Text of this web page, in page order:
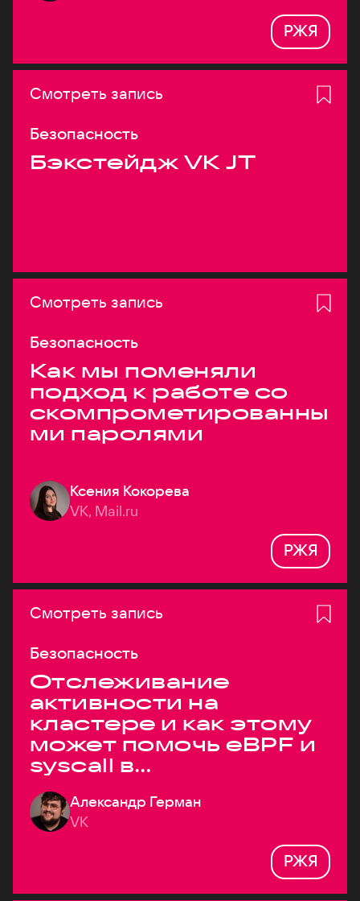
РЖЯ
Смотреть запись
Безопасность
Бэкстейдж VK JT
Смотреть запись
Безопасность
Как мы поменяли
подход к работе со
скомпрометированны
ми паролями
Ксения Кокорева
VK, Mail.ru
РЖЯ
Смотреть запись
Безопасность
Отслеживание
активности на
кластере и как этому
может помочь eBPF и
syscall в
высоконагруженных
системах
Александр Герман
VK
РЖЯ